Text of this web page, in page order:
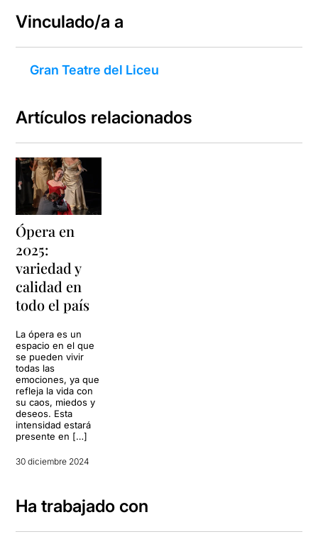
Vinculado/a a
Gran Teatre del Liceu
Artículos relacionados
Ópera en
2025:
variedad y
calidad en
todo el país
La ópera es un
espacio en el que
se pueden vivir
todas las
emociones, ya que
refleja la vida con
su caos, miedos y
deseos. Esta
intensidad estará
presente en […]
30 diciembre 2024
Ha trabajado con